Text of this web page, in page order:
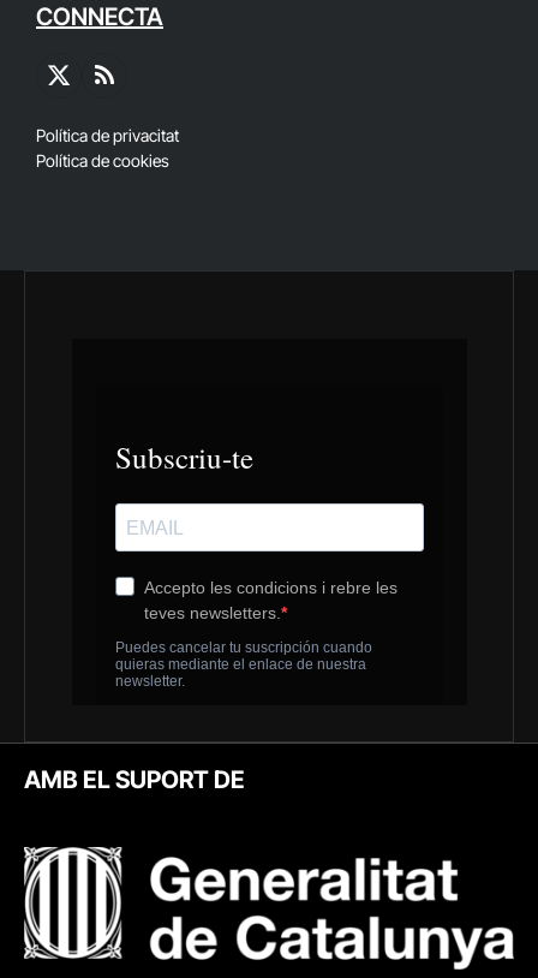
CONNECTA
X
RSS
Política de privacitat
Política de cookies
AMB EL SUPORT DE